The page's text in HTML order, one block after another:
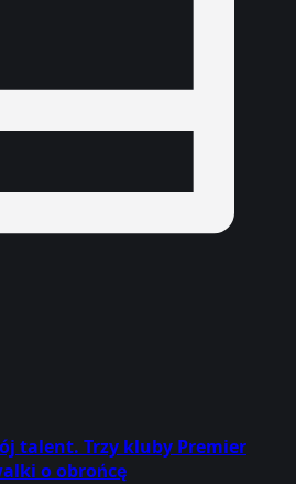
talent. Trzy kluby Premier
o obrońcę